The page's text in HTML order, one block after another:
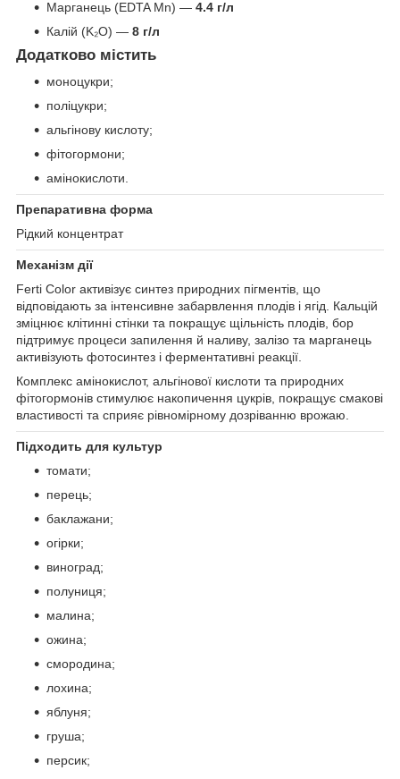
Марганець (EDTA Mn) — 4.4 г/л
Калій (K₂O) — 8 г/л
Додатково містить
моноцукри;
поліцукри;
альгінову кислоту;
фітогормони;
амінокислоти.
Препаративна форма
Рідкий концентрат
Механізм дії
Ferti Color активізує синтез природних пігментів, що
відповідають за інтенсивне забарвлення плодів і ягід. Кальцій
зміцнює клітинні стінки та покращує щільність плодів, бор
підтримує процеси запилення й наливу, залізо та марганець
активізують фотосинтез і ферментативні реакції.
Комплекс амінокислот, альгінової кислоти та природних
фітогормонів стимулює накопичення цукрів, покращує смакові
властивості та сприяє рівномірному дозріванню врожаю.
Підходить для культур
томати;
перець;
баклажани;
огірки;
виноград;
полуниця;
малина;
ожина;
смородина;
лохина;
яблуня;
груша;
персик;